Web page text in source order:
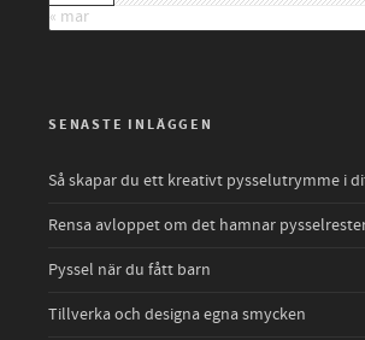
« mar
SENASTE INLÄGGEN
Så skapar du ett kreativt pysselutrymme i
Rensa avloppet om det hamnar
Pyssel när du fått barn
Tillverka och designa egna smycken